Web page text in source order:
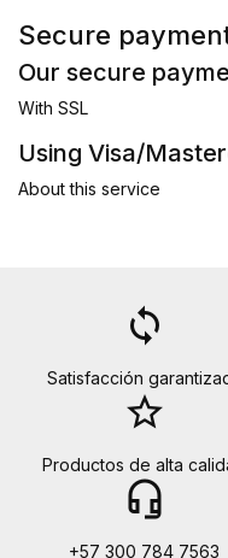
Secure
Our secure
With SSL
Using Visa/
About this service
loop
Satisfacción
star_border
Productos de alta
headset_mic
+57 300 784 7563